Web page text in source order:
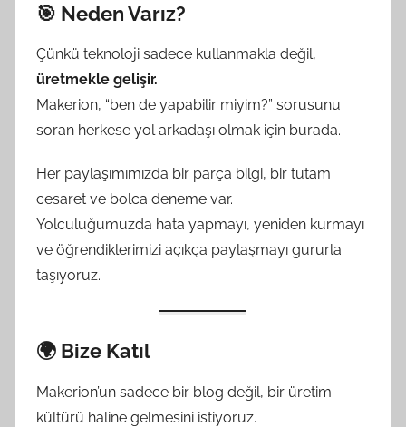
🎯 Neden Varız?
Çünkü teknoloji sadece kullanmakla değil,
üretmekle gelişir.
Makerion, “ben de yapabilir miyim?” sorusunu
soran herkese yol arkadaşı olmak için burada.
Her paylaşımımızda bir parça bilgi, bir tutam
cesaret ve bolca deneme var.
Yolculuğumuzda hata yapmayı, yeniden kurmayı
ve öğrendiklerimizi açıkça paylaşmayı gururla
taşıyoruz.
🌍 Bize Katıl
Makerion’un sadece bir blog değil, bir üretim
kültürü haline gelmesini istiyoruz.